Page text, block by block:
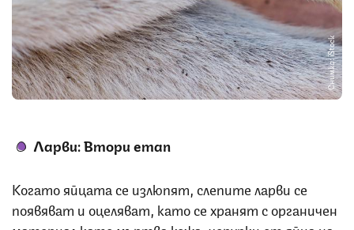
Снимка: iStock
Ларви: Вториетап
Когато яйцата се излюпят, слепите ларви се
появяват и оцеляват, като се хранят с органичен